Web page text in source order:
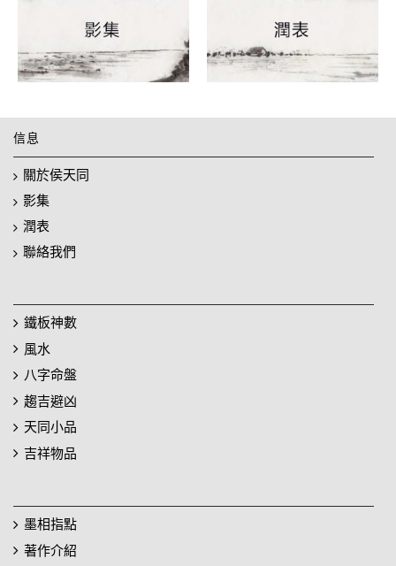
信息
關於侯天同
影集
潤表
聯絡我們
鐵板神數
風水
八字命盤
趨吉避凶
天同小品
吉祥物品
墨相指點
著作介紹